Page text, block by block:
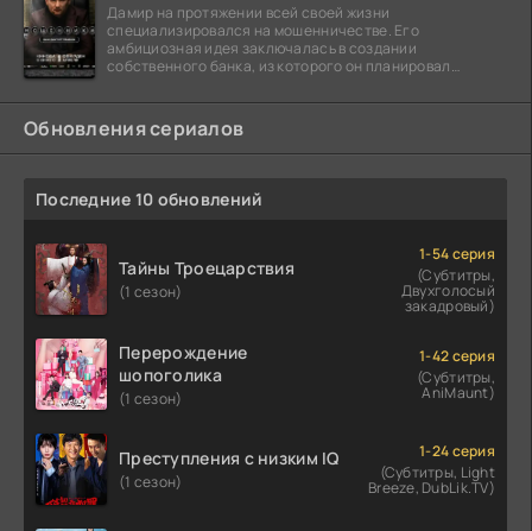
Дамир на протяжении всей своей жизни
специализировался на мошенничестве. Его
амбициозная идея заключалась в создании
собственного банка, из которого он планировал
Обновления сериалов
Последние 10 обновлений
Тайны Троецарствия
(1 сезон)
1-54 серия
(Субтитры,
Двухголосый
закадровый)
Перерождение
шопоголика
(1 сезон)
1-42 серия
(Субтитры,
AniMaunt)
Преступления с низким IQ
(1 сезон)
1-24 серия
(Субтитры, Light
Breeze, DubLik.TV)